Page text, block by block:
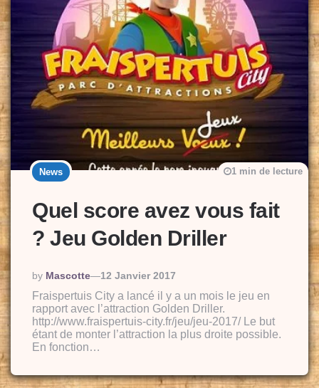
News
Quel score avez vous fait
? Jeu Golden Driller
Posted
By
By Mascotte 12 Janvier 2017
1 min de lecture
Fraispertuis City a lancé il y a un mois le jeu en
rapport avec l’attraction Golden Driller.
http://www.fraispertuis-city.fr/jeu/jeu-2017/ Le but
étant de monter l’attraction la plus droite possible.
En fonction…